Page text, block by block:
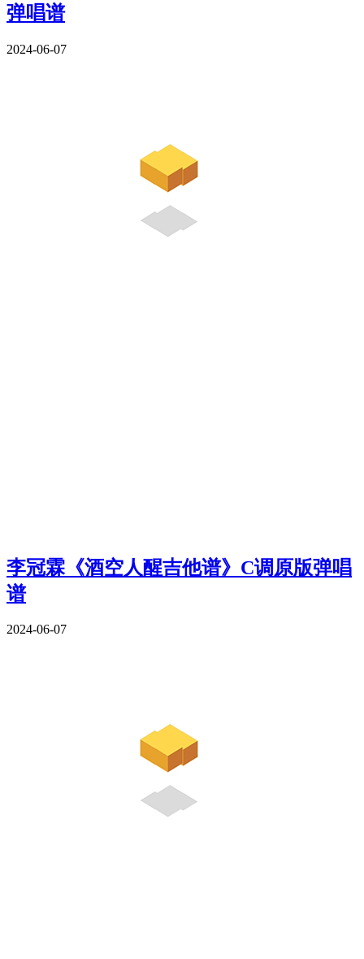
弹唱谱
2024-06-07
李冠霖《酒空人醒吉他谱》C调原版弹唱
谱
2024-06-07